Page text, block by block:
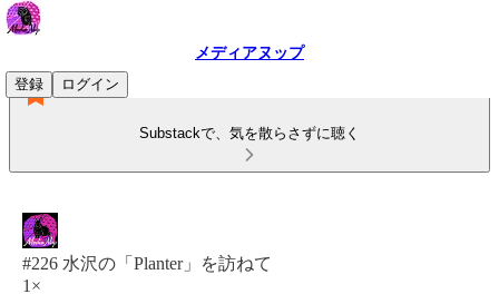
メディアヌップ
登録
ログイン
Substackで、気を散らさずに聴く
#226 水沢の「Planter」を訪ねて
1×